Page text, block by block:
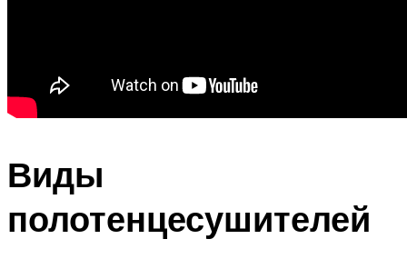
Виды
полотенцесушителей